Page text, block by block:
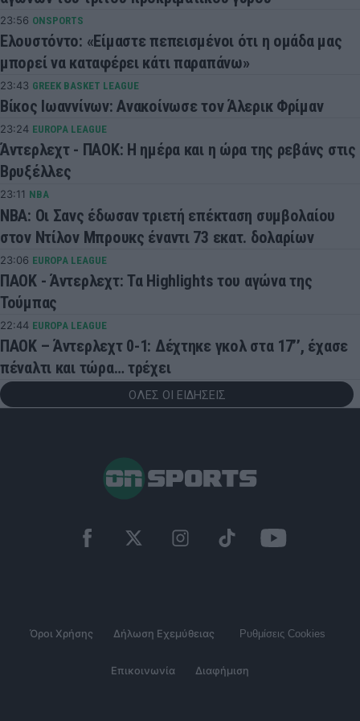
23:56 ONSPORTS
Ελουστόντο: «Είμαστε πεπεισμένοι ότι η ομάδα μας
μπορεί να καταφέρει κάτι παραπάνω»
23:43 GREEK BASKET LEAGUE
Βίκος Ιωαννίνων: Ανακοίνωσε τον Άλερικ Φρίμαν
23:24 EUROPA LEAGUE
Άντερλεχτ - ΠΑΟΚ: Η ημέρα και η ώρα της ρεβάνς στις
Βρυξέλλες
23:11 NBA
ΝΒΑ: Οι Σανς έδωσαν τριετή επέκταση συμβολαίου
στον Ντίλον Μπρουκς έναντι 73 εκατ. δολαρίων
23:06 EUROPA LEAGUE
ΠΑΟΚ - Άντερλεχτ: Τα Highlights του αγώνα της
Τούμπας
22:44 EUROPA LEAGUE
ΠΑΟΚ – Άντερλεχτ 0-1: Δέχτηκε γκολ στα 17’’, έχασε
πέναλτι και τώρα… τρέχει
ΟΛΕΣ ΟΙ ΕΙΔΗΣΕΙΣ
Όροι Χρήσης Δήλωση Εχεμύθειας Ρυθμίσεις Cookies
Επικοινωνία Διαφήμιση